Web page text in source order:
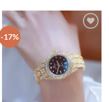
-17%
Add to
wishlist